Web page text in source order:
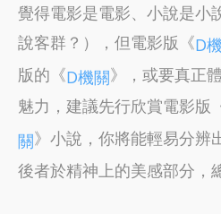
覺得電影是電影、小說是小
說客群？），但電影版《D
版的《D機關》，或要真正
魅力，建議先行欣賞電影版
關》小說，你將能輕易分辨
後者於精神上的美感部分，